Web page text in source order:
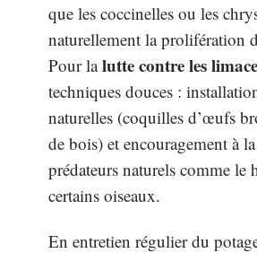
que les coccinelles ou les
naturellement la prolifération
Pour lalutte contre les
techniques douces :
naturelles (coquilles d’œufs
de bois) et encouragement à
prédateurs naturels comme le
certains oiseaux.
En entretien régulier du